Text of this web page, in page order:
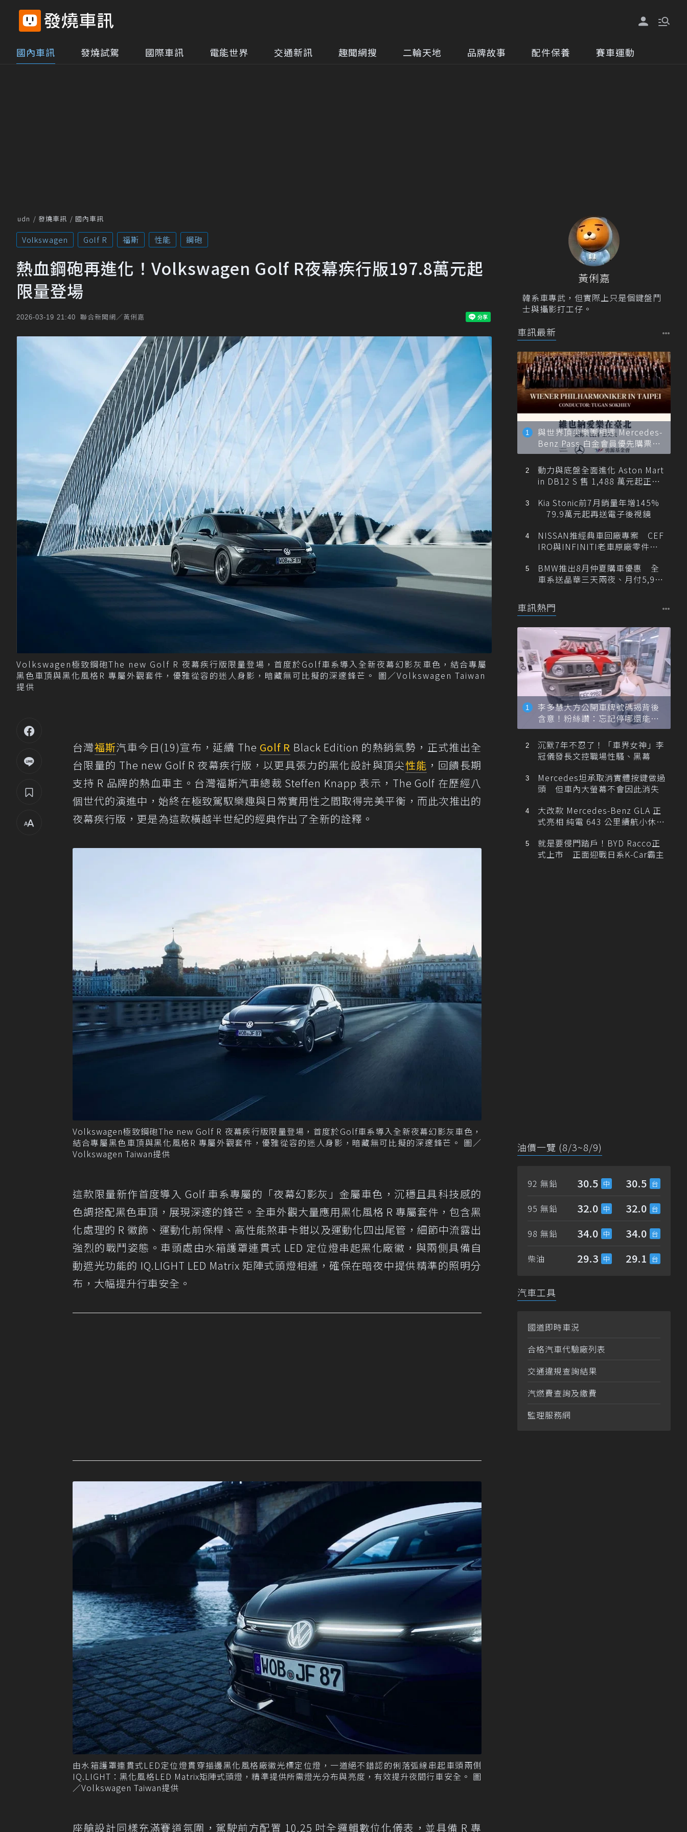
國內車訊 發燒試駕 國際車訊 電能世界 交通新訊 趣聞網搜 二輪天地 品牌故事 配件保養 賽車運動
udn 發燒車訊 國內車訊
Volkswagen Golf R 福斯 性能 鋼砲
熱血鋼砲再進化！Volkswagen Golf R夜幕疾行版197.8萬元起
限量登場
2026-03-19 21:40 聯合新聞網／黃俐嘉
Volkswagen極致鋼砲The new Golf R 夜幕疾行版限量登場，首度於Golf車系導入全新夜幕幻影灰車色，結合專屬
黑色車頂與黑化風格R 專屬外觀套件，優雅從容的迷人身影，暗藏無可比擬的深邃鋒芒。 圖／Volkswagen Taiwan
提供
台灣福斯汽車今日(19)宣布，延續 The Golf R Black Edition 的熱銷氣勢，正式推出全
台限量的 The new Golf R 夜幕疾行版，以更具張力的黑化設計與頂尖性能 ，回饋長期
支持 R 品牌的熱血車主。台灣福斯汽車總裁 Steffen Knapp 表示，The Golf 在歷經八
個世代的演進中，始終在極致駕馭樂趣與日常實用性之間取得完美平衡，而此次推出的
夜幕疾行版，更是為這款橫越半世紀的經典作出了全新的詮釋。
Volkswagen極致鋼砲The new Golf R 夜幕疾行版限量登場，首度於Golf車系導入全新夜幕幻影灰車色，
結合專屬黑色車頂與黑化風格R 專屬外觀套件，優雅從容的迷人身影，暗藏無可比擬的深邃鋒芒。 圖／
Volkswagen Taiwan提供
這款限量新作首度導入 Golf 車系專屬的「夜幕幻影灰」金屬車色，沉穩且具科技感的
色調搭配黑色車頂，展現深邃的鋒芒。全車外觀大量應用黑化風格 R 專屬套件，包含黑
化處理的 R 徽飾、運動化前保桿、高性能煞車卡鉗以及運動化四出尾管，細節中流露出
強烈的戰鬥姿態。車頭處由水箱護罩連貫式 LED 定位燈串起黑化廠徽，與兩側具備自
動遮光功能的 IQ.LIGHT LED Matrix 矩陣式頭燈相連，確保在暗夜中提供精準的照明分
布，大幅提升行車安全。
由水箱護罩連貫式LED定位燈貫穿描邊黑化風格廠徽光標定位燈，一道絕不錯認的俐落弧線串起車頭兩側
IQ.LIGHT：黑化風格LED Matrix矩陣式頭燈，精準提供所需燈光分布與亮度，有效提升夜間行車安全。 圖
／Volkswagen Taiwan提供
座艙設計同樣充滿賽道氛圍，駕駛前方配置 10.25 吋全邏輯數位化儀表，並具備 R 專
黃俐嘉
韓系車專武，但實際上只是個鍵盤鬥
士與攝影打工仔。
車訊最新
與世界頂尖樂團相遇 Mercedes-
Benz Pass 白金會員優先購票維
也納愛樂
動力與底盤全面進化 Aston Mart
in DB12 S 售 1,488 萬元起正式
Kia Stonic前7月銷量年增145%
79.9萬元起再送電子後視鏡
NISSAN推經典車回廠專案 CEF
IRO與INFINITI老車原廠零件最
BMW推出8月仲夏購車優惠 全
車系送晶華三天兩夜、月付5,900
車訊熱門
李多慧大方公開車牌號碼揭背後
含意！粉絲讚：忘記停哪還能幫
忙找車
沉默7年不忍了！「車界女神」李
冠儀發長文控職場性騷、黑幕
Mercedes坦承取消實體按鍵做過
頭 但車內大螢幕不會因此消失
大改款 Mercedes-Benz GLA 正
式亮相 純電 643 公里續航小休
就是要侵門踏戶！BYD Racco正
式上市 正面迎戰日系K-Car霸主
油價一覽 (8/3~8/9)
92 無鉛 30.5 30.5
95 無鉛 32.0 32.0
98 無鉛 34.0 34.0
柴油 29.3 29.1
汽車工具
國道即時車況
合格汽車代驗廠列表
交通違規查詢結果
汽燃費查詢及繳費
監理服務網